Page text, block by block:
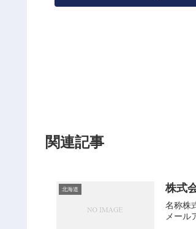
関連記事
北海道 株式
名称株
メール